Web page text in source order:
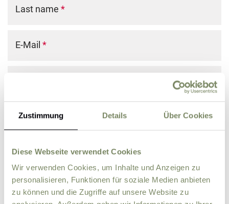
Zustimmung Details Über Cookies
Diese Webseite verwendet Cookies
Wir verwenden Cookies, um Inhalte und Anzeigen zu
personalisieren, Funktionen für soziale Medien anbieten
zu können und die Zugriffe auf unsere Website zu
Last name *
E-Mail *
Street
ZIP City
Country